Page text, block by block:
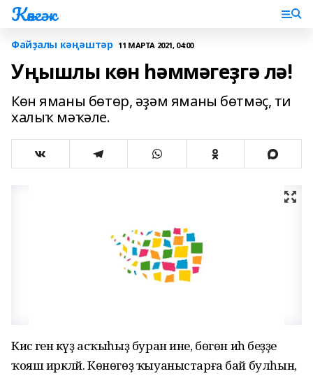
Көнгәк
Файҙалы кәңәштәр 11 МАРТА 2021, 04:00
Уңышлы көн һәммәгеҙгә лә!
Көн яманы бөтөр, әҙәм яманы бөтмәҫ, ти
халыҡ мәҡәле.
Кисә генә күҙ асҡыһыҙ буран ине, бөгөн иһә беҙҙе
ҡояш иркәләй. Көнөгөҙ ҡыуаныстарға бай булһын,